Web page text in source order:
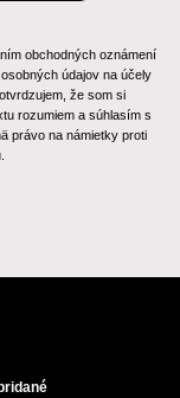
obchodných oznámení
údajov na účely
že som si
rozumiem a súhlasím s
právo na námietky proti